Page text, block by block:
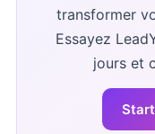
transformer
Essayez
jours et